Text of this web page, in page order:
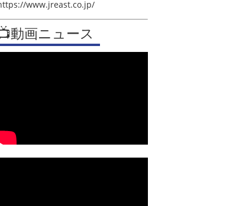
www.jreast.co.jp/
動画ニュース